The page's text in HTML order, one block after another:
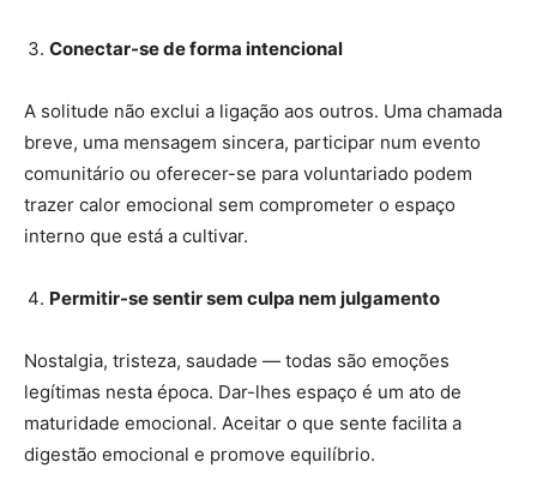
Conectar-se de forma intencional
A solitude não exclui a ligação aos outros. Uma chamada
breve, uma mensagem sincera, participar num evento
comunitário ou oferecer-se para voluntariado podem
trazer calor emocional sem comprometer o espaço
interno que está a cultivar.
Permitir-se sentir sem culpa nem julgamento
Nostalgia, tristeza, saudade — todas são emoções
legítimas nesta época. Dar-lhes espaço é um ato de
maturidade emocional. Aceitar o que sente facilita a
digestão emocional e promove equilíbrio.